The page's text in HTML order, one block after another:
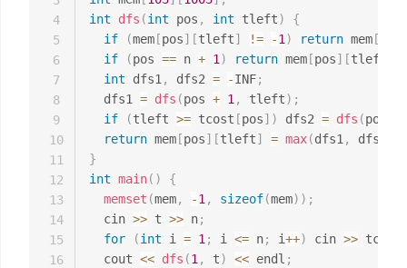
int
dfs (int pos , int tleft)
{
if
(mem [pos] [tleft] != -1 ) return mem [
if
(pos == n + 1 ) return mem [pos] [tleft
int dfs1 , dfs2 = -INF;
  dfs1
= dfs (pos + 1 , tleft) ;
if
(tleft >= tcost [pos] ) dfs2 = dfs (pos
return mem [pos] [tleft] = max(dfs1 , dfs2
}
int main( )
{
memset (mem, -1 , sizeof(mem) ) ;
  cin
>> t >> n;
for
(int i = 1 ; i <= n; i++) cin >> tcost
  cout
<< dfs (1 , t) << endl ;
4
5
6
7
8
9
10
11
12
13
14
15
16